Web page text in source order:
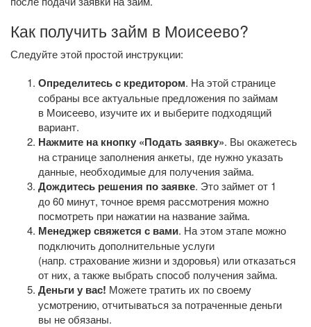
Как получить займ в Моисеево?
Следуйте этой простой инструкции:
Определитесь с кредитором. На этой странице
собраны все актуальные предложения по займам
в Моисеево, изучите их и выберите подходящий
вариант.
Нажмите на кнопку «Подать заявку». Вы окажетесь
на странице заполнения анкеты, где нужно указать
данные, необходимые для получения займа.
Дождитесь решения по заявке. Это займет от 1
до 60 минут, точное время рассмотрения можно
посмотреть при нажатии на название займа.
Менеджер свяжется с вами. На этом этапе можно
подключить дополнительные услуги
(напр. страхование жизни и здоровья) или отказаться
от них, а также выбрать способ получения займа.
Деньги у вас! Можете тратить их по своему
усмотрению, отчитываться за потраченные деньги
вы не обязаны.